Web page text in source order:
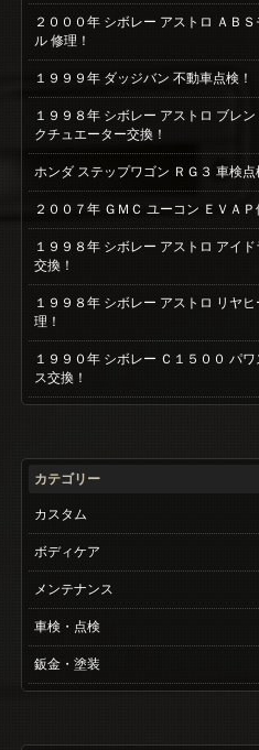
２０００年 シボレー アストロ ＡＢＳ
ル 修理！
１９９９年 ダッジバン 不動車点検！
１９９８年 シボレー アストロ ブレン
クチュエーター交換！
ホンダ ステップワゴン ＲＧ３ 車検点
２００７年 ＧＭＣ ユーコン ＥＶＡＰ
１９９８年 シボレー アストロ アイド
交換！
１９９８年 シボレー アストロ リヤ
理！
１９９０年 シボレー Ｃ１５００ パワ
ス交換！
カテゴリー
カスタム
ボディケア
メンテナンス
車検・点検
鈑金・塗装